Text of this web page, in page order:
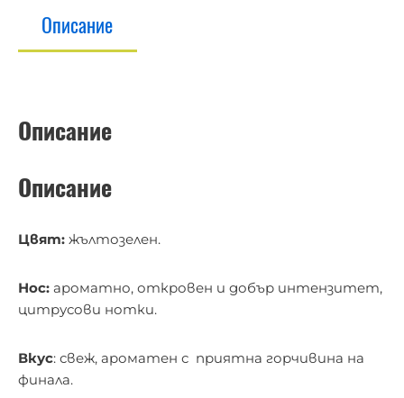
Описание
Описание
Описание
Цвят: жълтозелен.
Нос: ароматно, откровен и добър интензитет,
цитрусови нотки.
Вкус: свеж, ароматен с приятна горчивина на
финала.